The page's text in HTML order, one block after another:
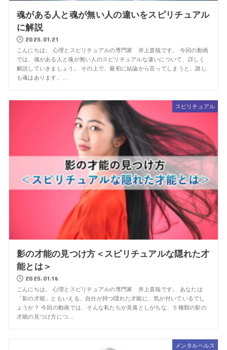
魂がある人と魂が無い人の違いをスピリチュアル
に解説
2025.01.21
こんにちは。 心理とスピリチュアルの専門家 井上直哉です。 今回の動画
では、魂がある人と魂が無い人のスピリチュアルな違いについて、詳しく
解説していきましょう。 その上で、最初に結論から言ってしまうと、誰し
も魂はあります。...
スピリチュアル
影の才能の見つけ方＜スピリチュアルな隠れた才
能とは＞
2025.01.16
こんにちは。 心理とスピリチュアルの専門家 井上直哉です。 あなたは
「影の才能」ともいえる、自分が持つ隠れた才能に、気が付いているでし
ょうか？ 今回の動画では、そんな私たちが見落としがちな、５種類の影の
才能の見つけ方につ...
メンタルヘルス